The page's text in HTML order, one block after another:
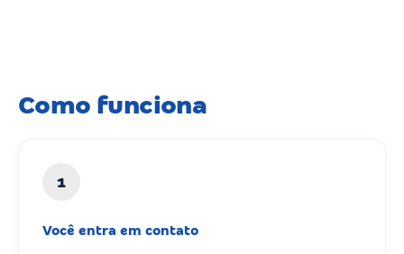
Como funciona
1
Você entra em contato